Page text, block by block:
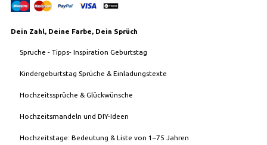
Dein Zahl, Deine Farbe, Dein Sprüch
Spruche - Tipps- Inspiration Geburtstag
Kindergeburtstag Sprüche & Einladungstexte
Hochzeitssprüche & Glückwünsche
Hochzeitsmandeln und DIY-Ideen
Hochzeitstage: Bedeutung & Liste von 1–75 Jahren